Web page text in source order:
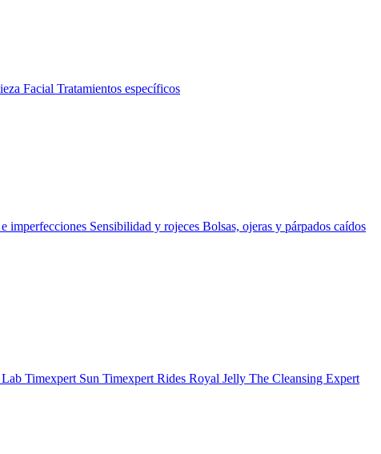
Facial Tratamientos específicos
imperfecciones Sensibilidad y rojeces Bolsas, ojeras y párpados caídos
Timexpert Sun Timexpert Rides Royal Jelly The Cleansing Expert